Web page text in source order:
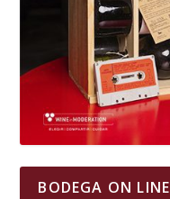
BODEGA ON LINE